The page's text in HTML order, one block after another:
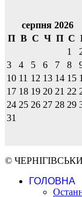
серпня 2026
П В С Ч П С
1
3
4 5 6 7 8
10 11 12 13 14 15
17 18 19 20 21 22
24 25 26 27 28 29
31
©
ГОЛОВНА